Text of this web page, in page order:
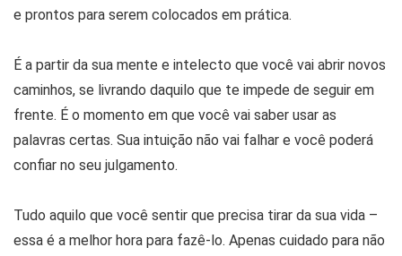
e prontos para serem colocados em prática.
É a partir da sua mente e intelecto que você vai abrir novos
caminhos, se livrando daquilo que te impede de seguir em
frente. É o momento em que você vai saber usar as
palavras certas. Sua intuição não vai falhar e você poderá
confiar no seu julgamento.
Tudo aquilo que você sentir que precisa tirar da sua vida –
essa é a melhor hora para fazê-lo. Apenas cuidado para não